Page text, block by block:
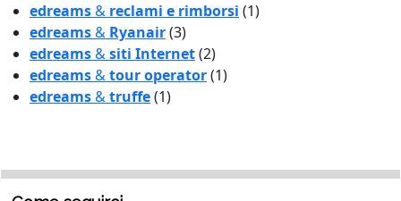
edreams& reclami e rimborsi (1)
edreams& Ryanair(3)
edreams&siti Internet(2)
edreams&tour operator(1)
edreams&truffe(1)